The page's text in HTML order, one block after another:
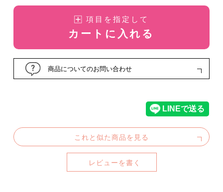
項目を指定して
カートに入れる
商品についてのお問い合わせ
これと似た商品を見る
レビューを書く